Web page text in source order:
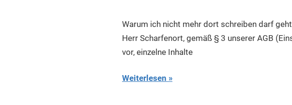
Warum ich nicht mehr dort schreiben darf
Herr Scharfenort, gemäß § 3 unserer AGB
vor, einzelne Inhalte
Weiterlesen